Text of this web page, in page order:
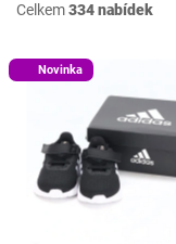
Celkem334 nabídek
Novinka